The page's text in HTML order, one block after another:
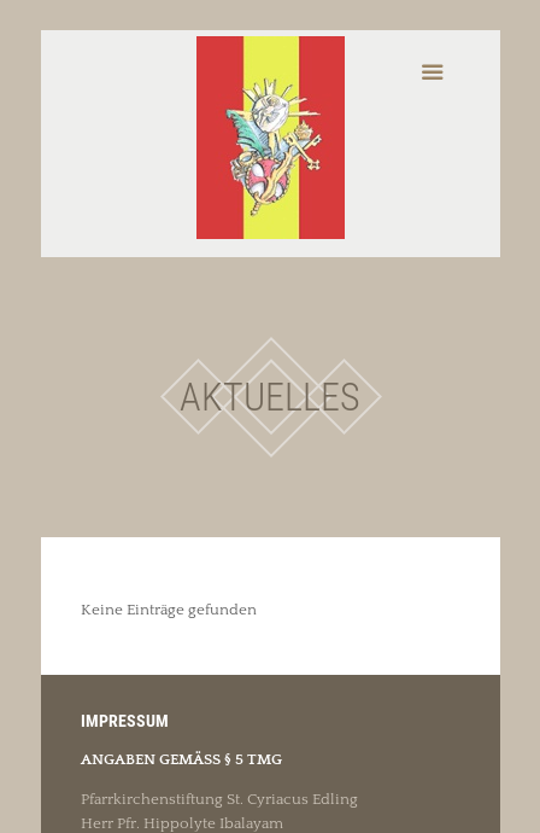
AKTUELLES
Keine Einträge gefunden
IMPRESSUM
ANGABEN GEMÄSS § 5 TMG
Pfarrkirchenstiftung St. Cyriacus Edling
Herr Pfr. Hippolyte Ibalayam